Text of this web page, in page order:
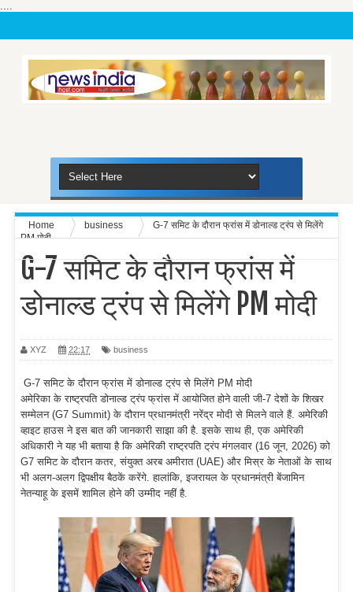
....
Home business
G-7 समिट के दौरान फ्रांस में डोनाल्ड ट्रंप से मिलेंगे
PM मोदी
G-7 समिट के दौरान फ्रांस में
डोनाल्ड ट्रंप से मिलेंगे PM मोदी
XYZ 22:17 business
G-7 समिट के दौरान फ्रांस में डोनाल्ड ट्रंप से मिलेंगे PM मोदी
अमेरिका के राष्ट्रपति डोनाल्ड ट्रंप फ्रांस में आयोजित होने वाली जी-7 देशों के शिखर
सम्मेलन (G7 Summit) के दौरान प्रधानमंत्री नरेंद्र मोदी से मिलने वाले हैं. अमेरिकी
व्हाइट हाउस ने इस बात की जानकारी साझा की है. इसके साथ ही, एक अमेरिकी
अधिकारी ने यह भी बताया है कि अमेरिकी राष्ट्रपति ट्रंप मंगलवार (16 जून, 2026) को
G7 समिट के दौरान कतर, संयुक्त अरब अमीरात (UAE) और मिस्र के नेताओं के साथ
भी अलग-अलग द्विपक्षीय बैठकें करेंगे. हालांकि, इजरायल के प्रधानमंत्री बेंजामिन
नेतन्याहू के इसमें शामिल होने की उम्मीद नहीं है.